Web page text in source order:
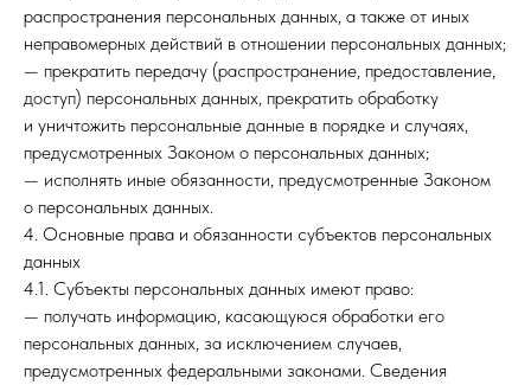
распространения персональных данных, а также от иных
неправомерных действий в отношении персональных данных;
— прекратить передачу (распространение, предоставление,
доступ) персональных данных, прекратить обработку
и уничтожить персональные данные в порядке и случаях,
предусмотренных Законом о персональных данных;
— исполнять иные обязанности, предусмотренные Законом
о персональных данных.
4. Основные права и обязанности субъектов персональных
данных
4.1. Субъекты персональных данных имеют право:
— получать информацию, касающуюся обработки его
персональных данных, за исключением случаев,
предусмотренных федеральными законами. Сведения